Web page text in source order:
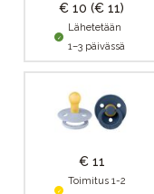
€ 10 (€ 11)
Lähetetään
1–3 päivässä
€ 11
Toimitus 1-2